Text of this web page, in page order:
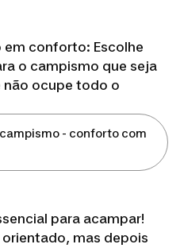
conforto: Escolhe
o campismo que seja
ocupe todo o
- conforto com
para acampar!
mas depois